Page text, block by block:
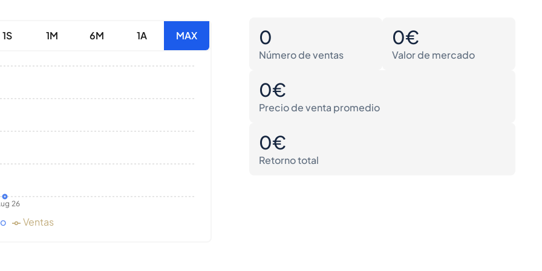
1S 1M 6M 1A MAX
26
Ventas
0
Número de ventas
0€
Valor de mercado
0€
Precio de venta promedio
0€
Retorno total